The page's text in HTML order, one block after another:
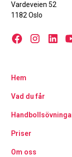
Vardeveien 52
1182 Oslo
Hem
Vad du får
Priser
Om oss